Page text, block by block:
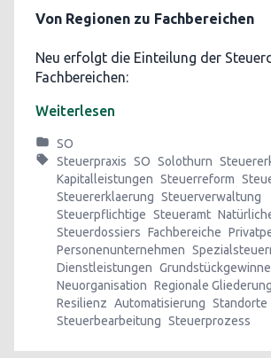
Von Regionen zu Fachbereichen
Neu erfolgt die Einteilung der
Fachbereichen:
Weiterlesen
SO
Steuerpraxis SO Solothurn
Kapitalleistungen Steuerreform
Steuererklaerung Steuerverwaltung
Steuerpflichtige Steueramt
Steuerdossiers Fachbereiche
Personenunternehmen
Dienstleistungen Grundstückgewinne
Neuorganisation Regionale Gliederung
Resilienz Automatisierung Standorte
Steuerbearbeitung Steuerprozess